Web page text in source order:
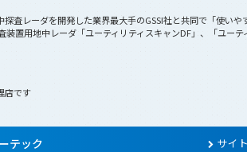
レーダを開発した業界最大手のGSSI社と共同で「使い
置用地中レーダ「ユーティリティスキャンDF」、「ユー
店です
テック サイ